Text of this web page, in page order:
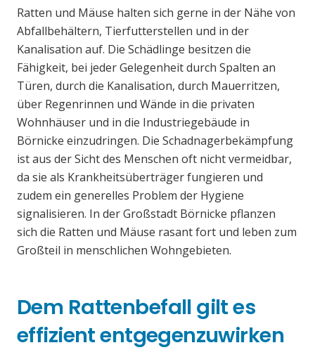
Ratten und Mäuse halten sich gerne in der Nähe von
Abfallbehältern, Tierfutterstellen und in der
Kanalisation auf. Die Schädlinge besitzen die
Fähigkeit, bei jeder Gelegenheit durch Spalten an
Türen, durch die Kanalisation, durch Mauerritzen,
über Regenrinnen und Wände in die privaten
Wohnhäuser und in die Industriegebäude in
Börnicke einzudringen. Die Schadnagerbekämpfung
ist aus der Sicht des Menschen oft nicht vermeidbar,
da sie als Krankheitsüberträger fungieren und
zudem ein generelles Problem der Hygiene
signalisieren. In der Großstadt Börnicke pflanzen
sich die Ratten und Mäuse rasant fort und leben zum
Großteil in menschlichen Wohngebieten.
Dem Rattenbefall gilt es
effizient entgegenzuwirken